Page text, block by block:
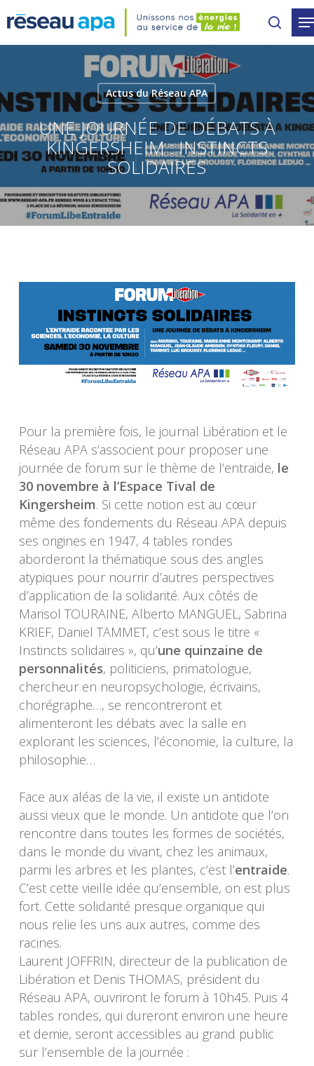
to
main
Actus du Réseau APA
UNE JOURNÉE DE DÉBATS À
KINGERSHEIM : INSTINCTS
SOLIDAIRES
Pour la première fois, le journal Libération et le
Réseau APA s’associent pour proposer une
journée de forum sur le thème de l’entraide, le
30 novembre à l’Espace Tival de
Kingersheim. Si cette notion est au cœur
même des fondements du Réseau APA depuis
ses origines en 1947, 4 tables rondes
aborderont la thématique sous des angles
atypiques pour nourrir d’autres perspectives
d’application de la solidarité. Aux côtés de
Marisol TOURAINE, Alberto MANGUEL, Sabrina
KRIEF, Daniel TAMMET, c’est sous le titre «
Instincts solidaires », qu’une quinzaine de
personnalités, politiciens, primatologue,
chercheur en neuropsychologie, écrivains,
chorégraphe…, se rencontreront et
alimenteront les débats avec la salle en
explorant les sciences, l’économie, la culture, la
philosophie…
Face aux aléas de la vie, il existe un antidote
aussi vieux que le monde. Un antidote que l’on
rencontre dans toutes les formes de sociétés,
dans le monde du vivant, chez les animaux,
parmi les arbres et les plantes, c’est l’entraide.
C’est cette vieille idée qu’ensemble, on est plus
fort. Cette solidarité presque organique qui
nous relie les uns aux autres, comme des
racines.
Laurent JOFFRIN, directeur de la publication de
Libération et Denis THOMAS, président du
Réseau APA, ouvriront le forum à 10h45. Puis 4
tables rondes, qui dureront environ une heure
et demie, seront accessibles au grand public
sur l’ensemble de la journée :